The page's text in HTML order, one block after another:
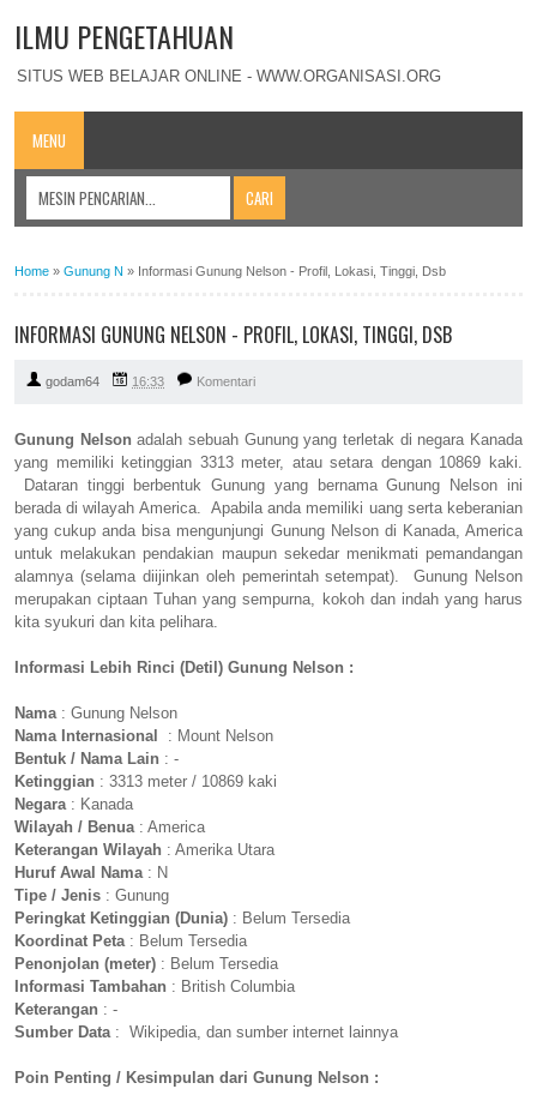
ILMU PENGETAHUAN
SITUS WEB BELAJAR ONLINE - WWW.ORGANISASI.ORG
MENU
Home » Gunung N » Informasi Gunung Nelson - Profil, Lokasi, Tinggi, Dsb
INFORMASI GUNUNG NELSON - PROFIL, LOKASI, TINGGI, DSB
godam64 16:33 Komentari
Gunung Nelson adalah sebuah Gunung yang terletak di negara Kanada
yang memiliki ketinggian 3313 meter, atau setara dengan 10869 kaki.
Dataran tinggi berbentuk Gunung yang bernama Gunung Nelson ini
berada di wilayah America. Apabila anda memiliki uang serta keberanian
yang cukup anda bisa mengunjungi Gunung Nelson di Kanada, America
untuk melakukan pendakian maupun sekedar menikmati pemandangan
alamnya (selama diijinkan oleh pemerintah setempat). Gunung Nelson
merupakan ciptaan Tuhan yang sempurna, kokoh dan indah yang harus
kita syukuri dan kita pelihara.
Informasi Lebih Rinci (Detil) Gunung Nelson :
Nama: Gunung Nelson
Nama Internasional
: Mount Nelson
Bentuk / Nama Lain : -
Ketinggian : 3313 meter / 10869 kaki
Negara: Kanada
Wilayah / Benua: America
Keterangan Wilayah : Amerika Utara
Huruf Awal Nama: N
Tipe / Jenis : Gunung
Peringkat Ketinggian (Dunia) : Belum Tersedia
Koordinat Peta: Belum Tersedia
Penonjolan (meter) : Belum Tersedia
Informasi Tambahan : British Columbia
Keterangan : -
Sumber Data: Wikipedia, dan sumber internet lainnya
Poin Penting / Kesimpulan dari Gunung Nelson :